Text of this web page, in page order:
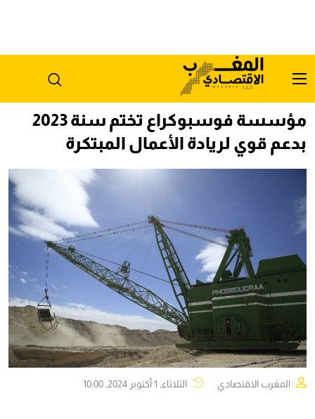
مؤسسة فوسبوكراع تختم سنة 2023
بدعم قوي لريادة الأعمال المبتكرة
المغرب الاقتصادي الثلاثاء, 1 أكتوبر 2024, 10:00